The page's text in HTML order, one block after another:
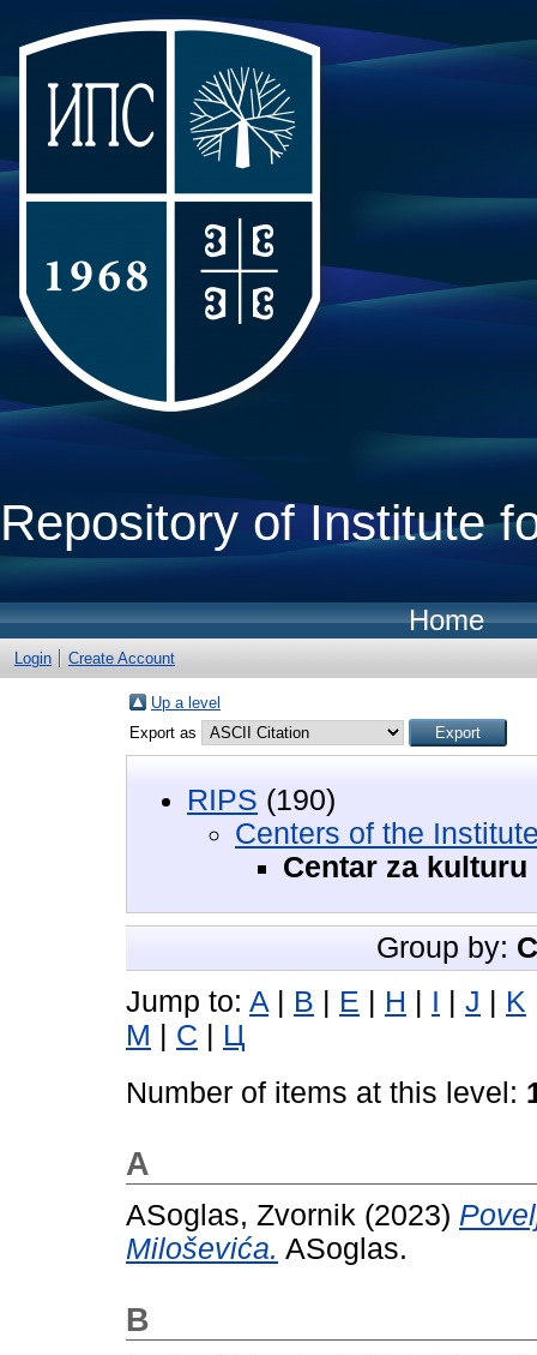
Repository of Institute
Home
Login Create Account
Up a level
Export as
RIPS (190)
Centers of the
Centar za kulturu
Group by:
Jump to: A | B | E | H | I | J | K
М | С | Ц
Number of items at this level:
A
ASoglas, Zvornik (2023)
Miloševića. ASoglas.
B